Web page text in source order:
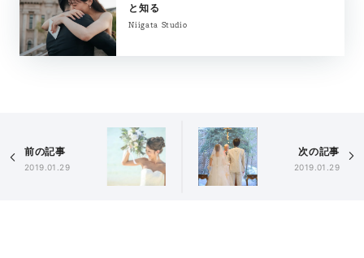
と知る
Niigata Studio
前の記事
2019.01.29
次の記事
2019.01.29